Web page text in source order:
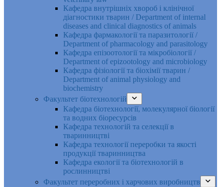
Кафедра внутрішніх хвороб і клінічної
діагностики тварин / Department of internal
diseases and clinical diagnostics of animals
Кафедра фармакології та паразитології /
Department of pharmacology and parasitology
Кафедра епізоотології та мікробіології /
Department of epizootology and microbiology
Кафедра фізіології та біохімії тварин /
Department of animal physiology and
biochemistry
Факультет біотехнологій
Кафедра біотехнології, молекулярної біології
та водних біоресурсів
Кафедра технологій та селекції в
тваринництві
Кафедра технології переробки та якості
продукції тваринництва
Кафедра екології та біотехнологій в
рослинництві
Факультет переробних і харчових виробництв